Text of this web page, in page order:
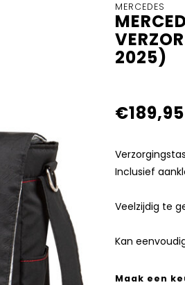
MERCEDES
2025)
€189,95
Inclusief
Veelzijdig te
Kan
Maak een